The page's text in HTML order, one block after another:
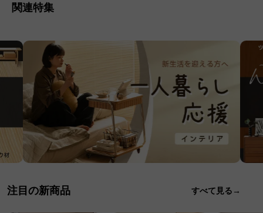
関連特集
注目の新商品 すべて見る→